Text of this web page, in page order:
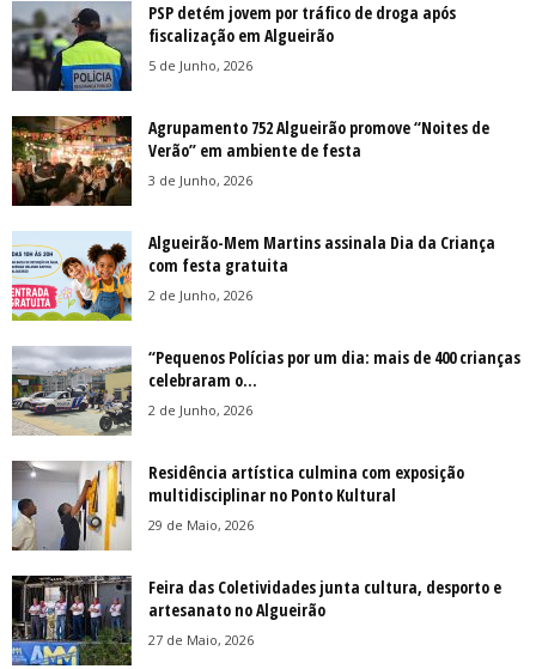
PSP detém jovem por tráfico de droga após
fiscalização em Algueirão
5 de Junho, 2026
Agrupamento 752 Algueirão promove “Noites de
Verão” em ambiente de festa
3 de Junho, 2026
Algueirão-Mem Martins assinala Dia da Criança
com festa gratuita
2 de Junho, 2026
“Pequenos Polícias por um dia: mais de 400 crianças
celebraram o...
2 de Junho, 2026
Residência artística culmina com exposição
multidisciplinar no Ponto Kultural
29 de Maio, 2026
Feira das Coletividades junta cultura, desporto e
artesanato no Algueirão
27 de Maio, 2026